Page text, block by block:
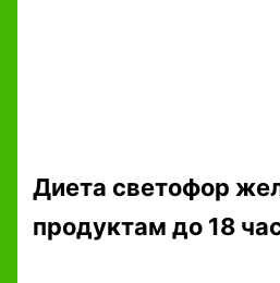
Диета светофор
продуктам до 18